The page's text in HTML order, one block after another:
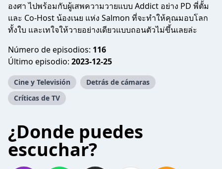
องศา ไปพร้อมกับผู้เสพความวายแบบ Addict อย่าง PD พี่ตั้ม
และ Co-Host น้องเนย แห่ง Salmon ที่จะทำให้คุณมอบโลก
ทั้งใบ และเทใจให้วายอย่างเดียวแบบถอนตัวไม่ขึ้นเลยล่ะ
Número de episodios: 116
Último episodio: 2023-12-25
Cine y Televisión
Detrás de cámaras
Críticas de TV
¿Donde puedes
escuchar?